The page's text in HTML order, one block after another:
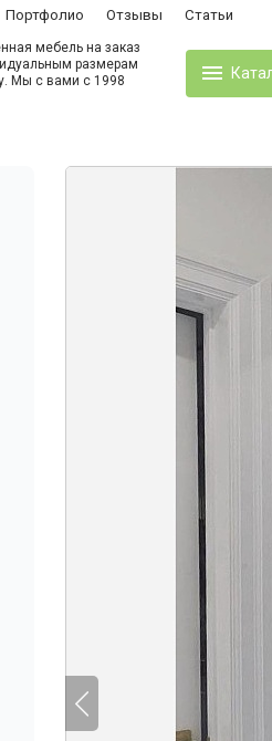
Портфолио Отзывы Статьи
мебель на заказ
размерам
Мы с вами с 1998